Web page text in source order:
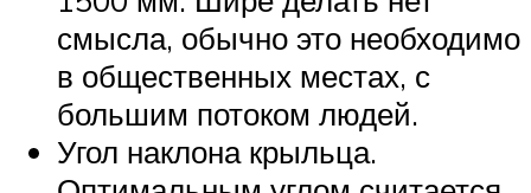
смысла, обычно это необходимо
в общественных местах, с
большим потоком людей.
Угол наклона крыльца.